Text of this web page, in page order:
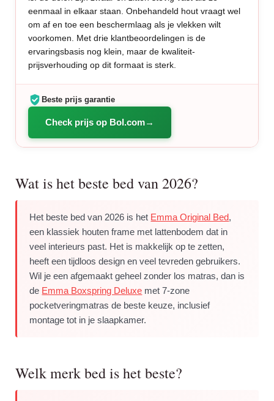
eenmaal in elkaar staan. Onbehandeld hout vraagt wel
om af en toe een beschermlaag als je vlekken wilt
voorkomen. Met drie klantbeoordelingen is de
ervaringsbasis nog klein, maar de kwaliteit-
prijsverhouding op dit formaat is sterk.
Beste prijs garantie
Check prijs op Bol.com
Wat is het beste bed van 2026?
Het beste bed van 2026 is het Emma Original Bed,
een klassiek houten frame met lattenbodem dat in
veel interieurs past. Het is makkelijk op te zetten,
heeft een tijdloos design en veel tevreden gebruikers.
Wil je een afgemaakt geheel zonder los matras, dan is
de Emma Boxspring Deluxe met 7-zone
pocketveringmatras de beste keuze, inclusief
montage tot in je slaapkamer.
Welk merk bed is het beste?